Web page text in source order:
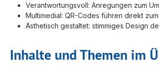
Verantwortungsvoll: Anregungen zum
Multimedial: QR-Codes führen direkt
Ästhetisch gestaltet: stimmiges Design
Inhalte und Themen im